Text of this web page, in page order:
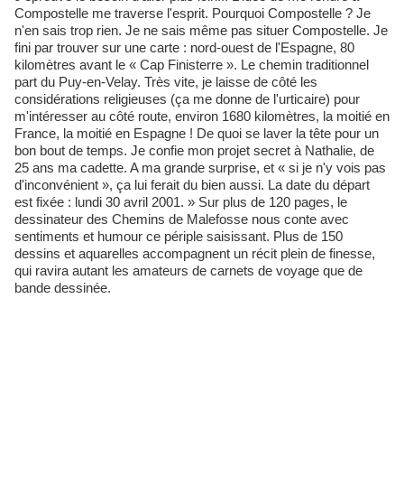
Compostelle me traverse l'esprit. Pourquoi Compostelle ? Je
n'en sais trop rien. Je ne sais même pas situer Compostelle. Je
fini par trouver sur une carte : nord-ouest de l'Espagne, 80
kilomètres avant le « Cap Finisterre ». Le chemin traditionnel
part du Puy-en-Velay. Très vite, je laisse de côté les
considérations religieuses (ça me donne de l'urticaire) pour
m'intéresser au côté route, environ 1680 kilomètres, la moitié en
France, la moitié en Espagne ! De quoi se laver la tête pour un
bon bout de temps. Je confie mon projet secret à Nathalie, de
25 ans ma cadette. A ma grande surprise, et « si je n'y vois pas
d'inconvénient », ça lui ferait du bien aussi. La date du départ
est fixée : lundi 30 avril 2001. » Sur plus de 120 pages, le
dessinateur des Chemins de Malefosse nous conte avec
sentiments et humour ce périple saisissant. Plus de 150
dessins et aquarelles accompagnent un récit plein de finesse,
qui ravira autant les amateurs de carnets de voyage que de
bande dessinée.